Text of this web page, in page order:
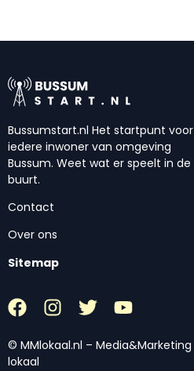
Bussumstart.nl Het startpunt voor
iedere inwoner van omgeving
Bussum. Weet wat er speelt in de
buurt.
Contact
Over ons
Sitemap
© MMlokaal.nl – Media&Marketing
lokaal